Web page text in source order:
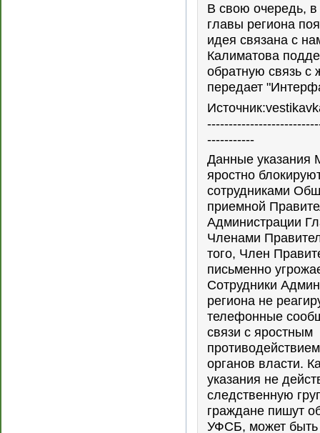
В свою очередь,
главы региона
идея связана с
Калиматова
обратную связь с
передает
-----------
Данные указания
яростно
сотрудниками
приемной
Администрации
Членами
того, Член
письменно
Сотрудники
региона не
телефонные
связи с яростным
органов власти.
указания не
следственную
граждане пишут
УФСБ, может быть